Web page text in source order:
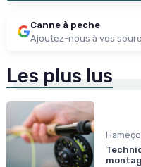
Canne à peche
Ajoutez-nous à vos
Les plus lus